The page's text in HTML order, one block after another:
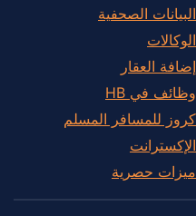
البيانات الصحفية
الوكالات
إضافة العقار
وظائف في HB
كروز للمسافر المسلم
الإكسترانت
ميزات حصرية